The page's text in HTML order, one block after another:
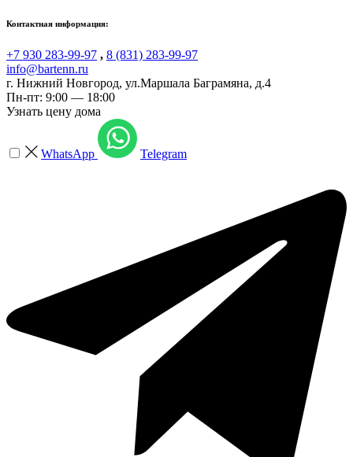
Контактная информация:
+7 930 283-99-97 , 8 (831) 283-99-97
info@bartenn.ru
г. Нижний Новгород, ул.Маршала Баграмяна, д.4
Пн-пт: 9:00 — 18:00
Узнать цену дома
WhatsApp Telegram